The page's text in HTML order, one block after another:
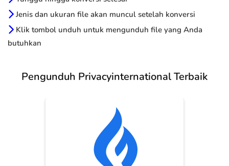
Jenis dan ukuran file akan muncul setelah konversi
Klik tombol unduh untuk mengunduh file yang Anda
butuhkan
Pengunduh Privacyinternational Terbaik